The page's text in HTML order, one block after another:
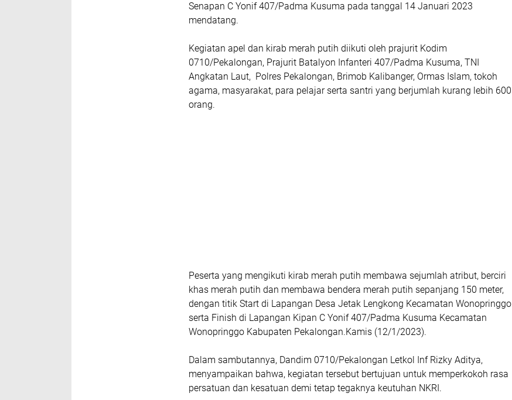
Senapan C Yonif 407/Padma Kusuma pada tanggal 14 Januari 2023
mendatang.
Kegiatan apel dan kirab merah putih diikuti oleh prajurit Kodim
0710/Pekalongan, Prajurit Batalyon Infanteri 407/Padma Kusuma, TNI
Angkatan Laut, Polres Pekalongan, Brimob Kalibanger, Ormas Islam, tokoh
agama, masyarakat, para pelajar serta santri yang berjumlah kurang lebih 600
orang.
Peserta yang mengikuti kirab merah putih membawa sejumlah atribut, berciri
khas merah putih dan membawa bendera merah putih sepanjang 150 meter,
dengan titik Start di Lapangan Desa Jetak Lengkong Kecamatan Wonopringgo
serta Finish di Lapangan Kipan C Yonif 407/Padma Kusuma Kecamatan
Wonopringgo Kabupaten Pekalongan.Kamis (12/1/2023).
Dalam sambutannya, Dandim 0710/Pekalongan Letkol Inf Rizky Aditya,
menyampaikan bahwa, kegiatan tersebut bertujuan untuk memperkokoh rasa
persatuan dan kesatuan demi tetap tegaknya keutuhan NKRI.